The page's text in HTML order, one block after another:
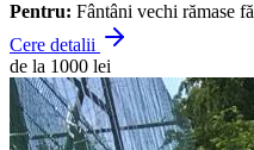
Pentru: Fântâni vechi rămase
Cere detalii
de la 1000 lei